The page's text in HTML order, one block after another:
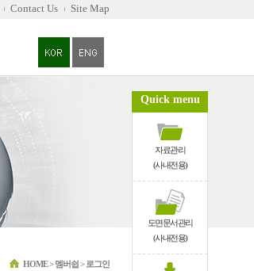
Contact Us Site Map
Quick menu
자료관리
(사내전용)
도면문서관리
(사내전용)
HOME > 멤버쉽 > 로그인